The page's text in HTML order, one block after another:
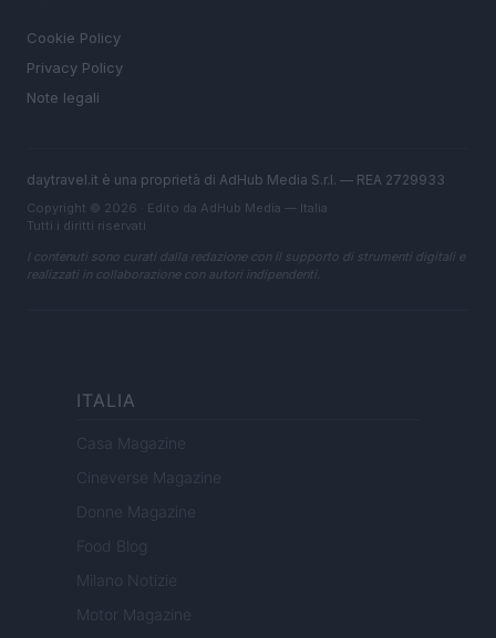
Cookie Policy
Privacy Policy
Note legali
daytravel.it è una proprietà di AdHub Media S.r.l. — REA 2729933
Copyright © 2026 · Edito da AdHub Media — Italia
Tutti i diritti riservati
I contenuti sono curati dalla redazione con il supporto di strumenti digitali e
realizzati in collaborazione con autori indipendenti.
ITALIA
Casa Magazine
Cineverse Magazine
Donne Magazine
Food Blog
Milano Notizie
Motor Magazine